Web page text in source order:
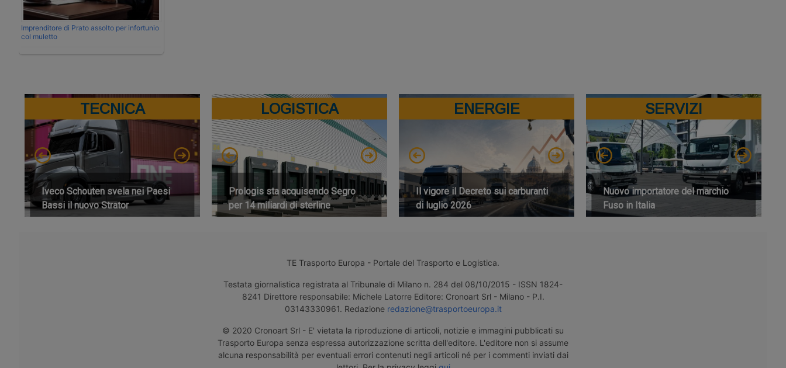
Imprenditore di Prato assolto per infortunio
col muletto
TECNICA
Iveco Schouten svela nei Paesi
Bassi il nuovo Strator
LOGISTICA
Prologis sta acquisendo Segro
per 14 miliardi di sterline
ENERGIE
Il vigore il Decreto sui carburanti
di luglio 2026
SERVIZI
Nuovo importatore del marchio
Fuso in Italia
TE Trasporto Europa - Portale del Trasporto e Logistica.
Testata giornalistica registrata al Tribunale di Milano n. 284 del 08/10/2015 - ISSN 1824-
8241 Direttore responsabile: Michele Latorre Editore: Cronoart Srl - Milano - P.I.
03143330961. Redazione redazione@trasportoeuropa.it
© 2020 Cronoart Srl - E' vietata la riproduzione di articoli, notizie e immagini pubblicati su
Trasporto Europa senza espressa autorizzazione scritta dell'editore. L'editore non si assume
alcuna responsabilità per eventuali errori contenuti negli articoli né per i commenti inviati dai